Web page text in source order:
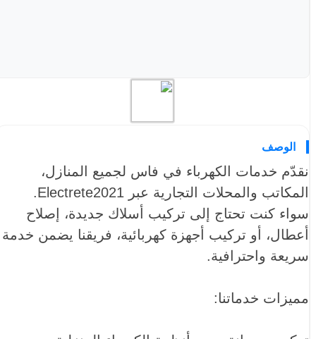
الوصف
نقدّم خدمات الكهرباء في فاس لجميع المنازل،
المكاتب والمحلات التجارية عبر Electrete2021.
سواء كنت تحتاج إلى تركيب أسلاك جديدة، إصلاح
أعطال، أو تركيب أجهزة كهربائية، فريقنا يضمن خدمة
سريعة واحترافية.
مميزات خدماتنا: